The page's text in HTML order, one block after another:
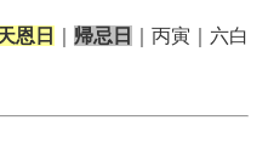
恩日 帰忌日
｜丙寅｜六白